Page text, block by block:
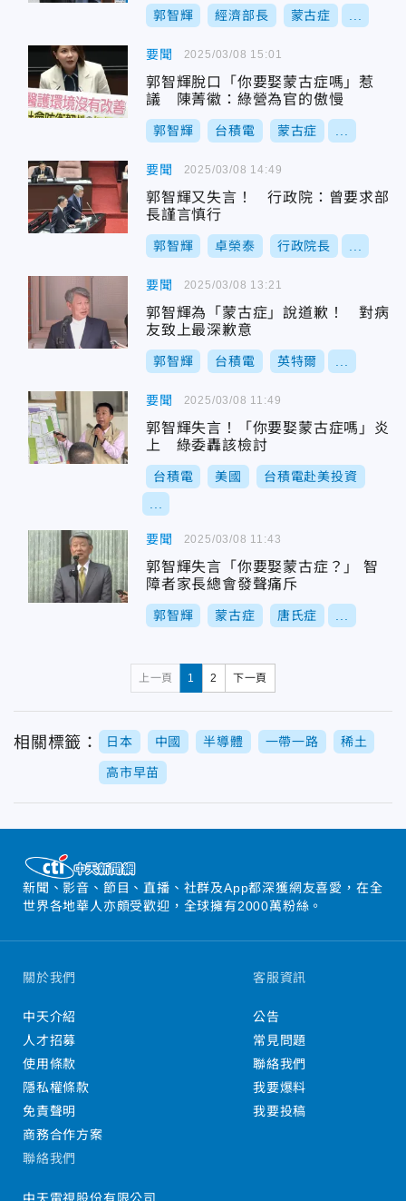
郭智輝 經濟部長 蒙古症
要聞
郭智輝脫口「你要娶蒙古症嗎」惹
議 陳菁徽：綠營為官的傲慢
郭智輝 台積電 蒙古症
2025/03/08 15:01
要聞
郭智輝又失言！ 行政院：曾要求部
長謹言慎行
郭智輝 卓榮泰 行政院長
2025/03/08 14:49
要聞
郭智輝為「蒙古症」說道歉！ 對病
友致上最深歉意
郭智輝 台積電 英特爾
2025/03/08 13:21
要聞
郭智輝失言！「你要娶蒙古症嗎」炎
上 綠委轟該檢討
台積電 美國 台積電赴美投資
2025/03/08 11:49
要聞
郭智輝失言「你要娶蒙古症？」 智
障者家長總會發聲痛斥
郭智輝 蒙古症 唐氏症
2025/03/08 11:43
上一頁 1 2 下一頁
相關標籤： 日本 中國 半導體 一帶一路 稀土
高市早苗
新聞、影音、節目、直播、社群及App都深獲網友喜愛，在全
世界各地華人亦頗受歡迎，全球擁有2000萬粉絲。
關於我們
中天介紹
人才招募
使用條款
隱私權條款
免責聲明
商務合作方案
客服資訊
公告
常見問題
聯絡我們
我要爆料
我要投稿
聯絡我們